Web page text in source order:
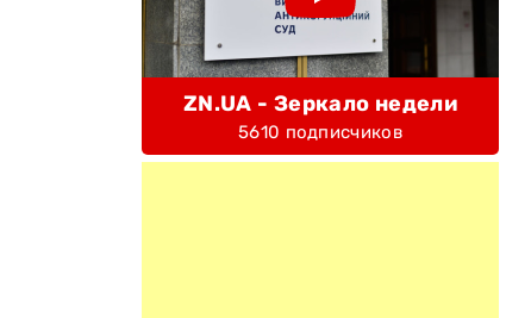
ZN.UA - Зеркало недели
5610 подписчиков